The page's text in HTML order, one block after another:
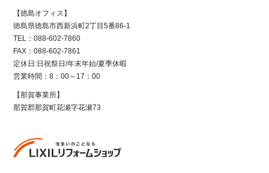
【徳島オフィス】
徳島県徳島市西新浜町2丁目5番86-1
TEL：088-602-7860
FAX：088-602-7861
定休日:日祝祭日/年末年始/夏季休暇
営業時間：8：00～17：00
【那賀事業所】
那賀郡那賀町花瀬字花瀬73